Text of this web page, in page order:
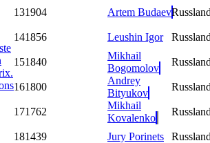
131904 Artem Budaev
141856 Leushin Igor
151840
Mikhail
Bogomolov
161800
Andrey
Bityukov
171762
Mikhail
Kovalenko
181439 Jury Porinets